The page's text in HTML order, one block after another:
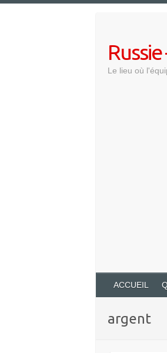
Le lieu où
ACCUEIL
argent